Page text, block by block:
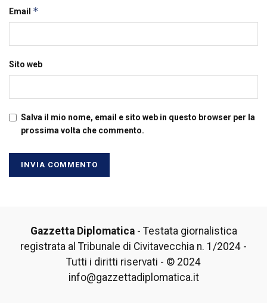
Email *
Sito web
Salva il mio nome, email e sito web in questo browser per la
prossima volta che commento.
Gazzetta Diplomatica- Testata giornalistica
registrata al Tribunale di Civitavecchia n. 1/2024 -
Tutti i diritti riservati - © 2024
info@gazzettadiplomatica.it